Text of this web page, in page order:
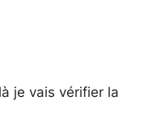
je vais vérifier la